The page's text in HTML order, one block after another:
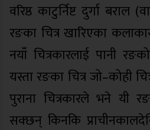
वरिष्ठ काटुर्निष्ट दुर्गा बराल
रङका चित्र खारिएका
नयाँ चित्रकारलाई पानी
यस्ता रङका चित्र जो–कोही
पुराना चित्रकारले भने यी
सक्छन् किनकि